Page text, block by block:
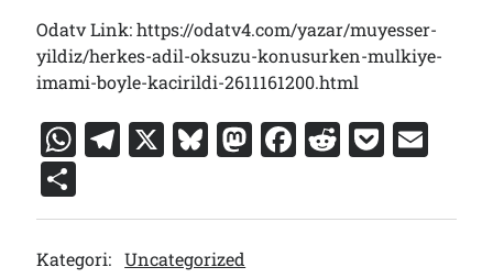
Odatv Link: https://odatv4.com/yazar/muyesser-
yildiz/herkes-adil-oksuzu-konusurken-mulkiye-
imami-boyle-kacirildi-2611161200.html
W
at
s
T
e
gr
X Bl
e
s
M
st
F
c
R
d
P
c ai
h
ar
Kategori: Uncategorized